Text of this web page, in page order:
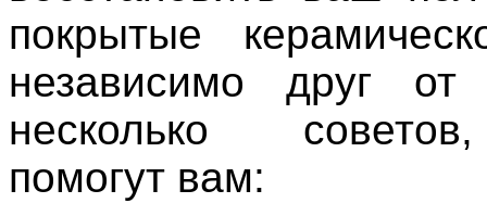
покрытые
независимо друг
несколько
помогут вам: